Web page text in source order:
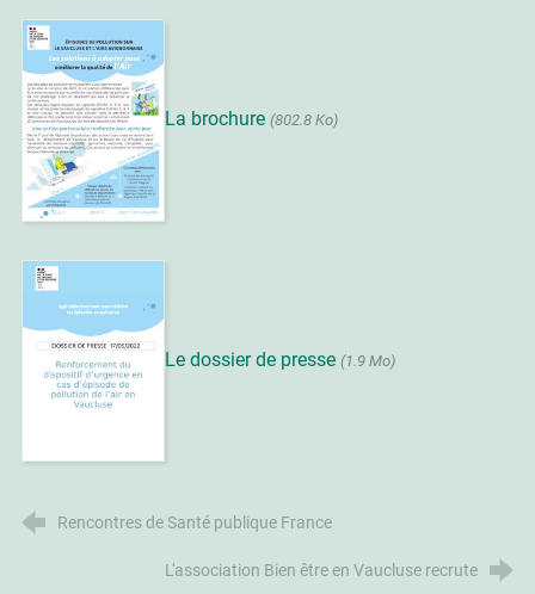
La brochure (802.8 Ko)
Le dossier de presse (1.9 Mo)
Rencontres de Santé publique France
L'association Bien être en Vaucluse recrute